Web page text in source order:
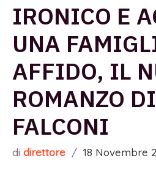
IRONICO E
UNA
AFFIDO, IL
ROMANZO
FALCONI
di direttore / 18 Novembre